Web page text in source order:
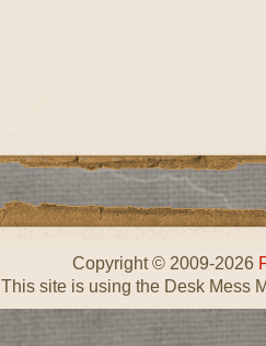
Copyright © 2009-2026
This site is using the Desk Mess